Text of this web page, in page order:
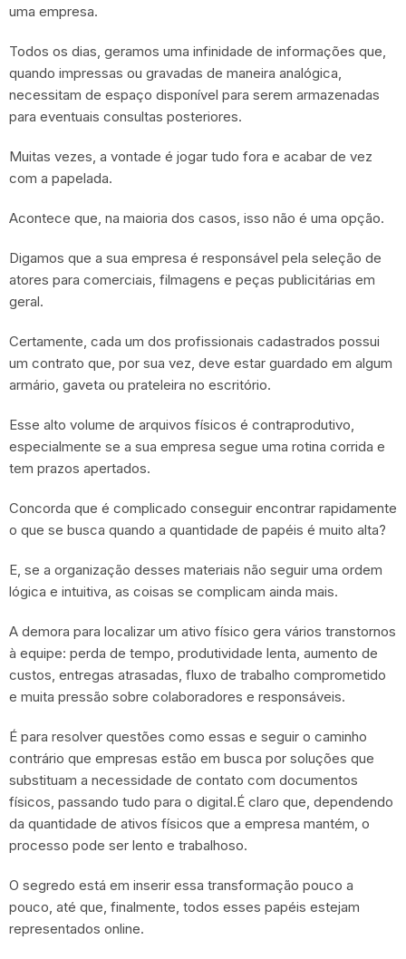
uma empresa.
Todos os dias, geramos uma infinidade de informações que,
quando impressas ou gravadas de maneira analógica,
necessitam de espaço disponível para serem armazenadas
para eventuais consultas posteriores.
Muitas vezes, a vontade é jogar tudo fora e acabar de vez
com a papelada.
Acontece que, na maioria dos casos, isso não é uma opção.
Digamos que a sua empresa é responsável pela seleção de
atores para comerciais, filmagens e peças publicitárias em
geral.
Certamente, cada um dos profissionais cadastrados possui
um contrato que, por sua vez, deve estar guardado em algum
armário, gaveta ou prateleira no escritório.
Esse alto volume de arquivos físicos é contraprodutivo,
especialmente se a sua empresa segue uma rotina corrida e
tem prazos apertados.
Concorda que é complicado conseguir encontrar rapidamente
o que se busca quando a quantidade de papéis é muito alta?
E, se a organização desses materiais não seguir uma ordem
lógica e intuitiva, as coisas se complicam ainda mais.
A demora para localizar um ativo físico gera vários transtornos
à equipe: perda de tempo, produtividade lenta, aumento de
custos, entregas atrasadas, fluxo de trabalho comprometido
e muita pressão sobre colaboradores e responsáveis.
É para resolver questões como essas e seguir o caminho
contrário que empresas estão em busca por soluções que
substituam a necessidade de contato com documentos
físicos, passando tudo para o digital.É claro que, dependendo
da quantidade de ativos físicos que a empresa mantém, o
processo pode ser lento e trabalhoso.
O segredo está em inserir essa transformação pouco a
pouco, até que, finalmente, todos esses papéis estejam
representados online.